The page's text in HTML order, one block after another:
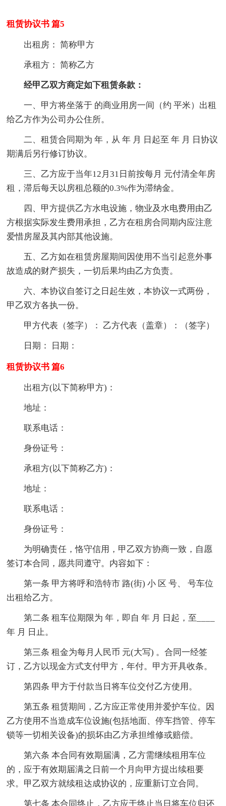
租赁协议书 篇5
出租房： 简称甲方
承租方： 简称乙方
经甲乙双方商定如下租赁条款：
一、甲方将坐落于 的商业用房一间（约 平米）出租
给乙方作为公司办公住所。
二、租赁合同期为 年，从 年 月 日起至 年 月 日协议
期满后另行修订协议。
三、乙方应于当年12月31日前按每月 元付清全年房
租，滞后每天以房租总额的0.3%作为滞纳金。
四、甲方提供乙方水电设施，物业及水电费用由乙
方根据实际发生费用承担，乙方在租房合同期内应注意
爱惜房屋及其内部其他设施。
五、乙方如在租赁房屋期间因使用不当引起意外事
故造成的财产损失，一切后果均由乙方负责。
六、本协议自签订之日起生效，本协议一式两份，
甲乙双方各执一份。
甲方代表（签字）： 乙方代表（盖章）：（签字）
日期： 日期：
租赁协议书 篇6
出租方(以下简称甲方)：
地址：
联系电话：
身份证号：
承租方(以下简称乙方)：
地址：
联系电话：
身份证号：
为明确责任，恪守信用，甲乙双方协商一致，自愿
签订本合同，愿共同遵守。内容如下：
第一条 甲方将呼和浩特市 路(街) 小 区 号、 号车位
出租给乙方。
第二条 租车位期限为 年，即自 年 月 日起，至____
年 月 日止。
第三条 租金为每月人民币 元(大写) 。合同一经签
订，乙方以现金方式支付甲方，年付。甲方开具收条。
第四条 甲方于付款当日将车位交付乙方使用。
第五条 租赁期间，乙方应正常使用并爱护车位。因
乙方使用不当造成车位设施(包括地面、停车挡管、停车
锁等一切相关设备)的损坏由乙方承担维修或赔偿。
第六条 本合同有效期届满，乙方需继续租用车位
的，应于有效期届满之日前一个月向甲方提出续租要
求。甲乙双方就续租达成协议的，应重新订立合同。
第七条 本合同终止，乙方应于终止当日将车位归还